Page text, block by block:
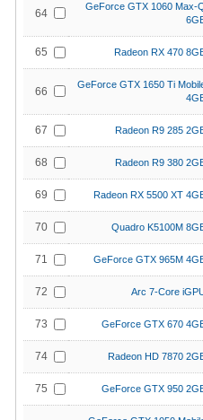
64
GeForce GTX 1060 Max-
65 Radeon RX 470
66
GeForce GTX 1650 Ti
67 Radeon R9 285
68 Radeon R9 380
69 Radeon RX 5500 XT
70 Quadro K5100M
71 GeForce GTX 965M
72 Arc 7-Core
73 GeForce GTX 670
74 Radeon HD 7870
75 GeForce GTX 950